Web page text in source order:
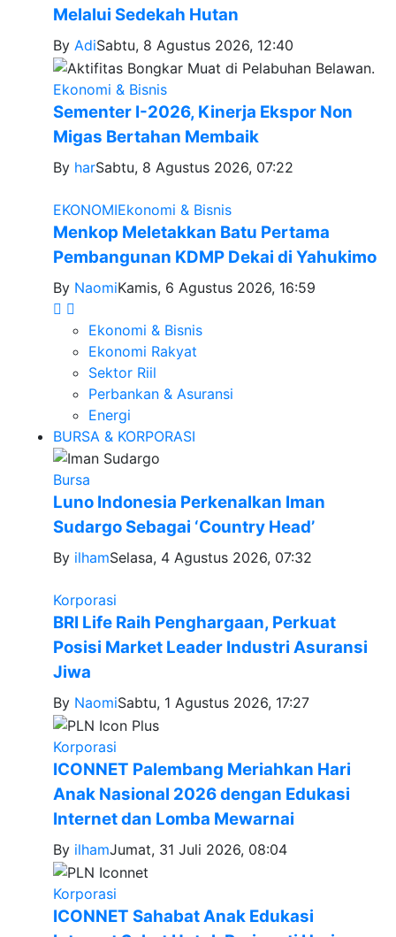
Melalui Sedekah Hutan
By AdiSabtu, 8 Agustus 2026, 12:40
Ekonomi & Bisnis
Sementer I-2026, Kinerja Ekspor Non
Migas Bertahan Membaik
By harSabtu, 8 Agustus 2026, 07:22
EKONOMIEkonomi & Bisnis
Menkop Meletakkan Batu Pertama
Pembangunan KDMP Dekai di Yahukimo
By NaomiKamis, 6 Agustus 2026, 16:59
Ekonomi & Bisnis
Ekonomi Rakyat
Sektor Riil
Perbankan & Asuransi
Energi
BURSA & KORPORASI
Bursa
Luno Indonesia Perkenalkan Iman
Sudargo Sebagai ‘Country Head’
By ilhamSelasa, 4 Agustus 2026, 07:32
Korporasi
BRI Life Raih Penghargaan, Perkuat
Posisi Market Leader Industri Asuransi
Jiwa
By NaomiSabtu, 1 Agustus 2026, 17:27
Korporasi
ICONNET Palembang Meriahkan Hari
Anak Nasional 2026 dengan Edukasi
Internet dan Lomba Mewarnai
By ilhamJumat, 31 Juli 2026, 08:04
Korporasi
ICONNET Sahabat Anak Edukasi